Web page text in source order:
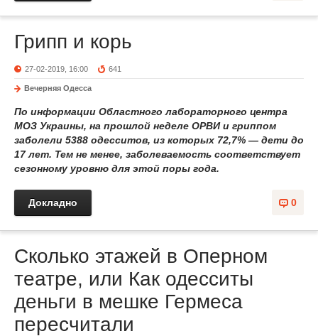
Грипп и корь
27-02-2019, 16:00 641
Вечерняя Одесса
По информации Областного лабораторного центра
МОЗ Украины, на прошлой неделе ОРВИ и гриппом
заболели 5388 одесситов, из которых 72,7% — дети до
17 лет. Тем не менее, заболеваемость соответствует
сезонному уровню для этой поры года.
0
Докладно
Сколько этажей в Оперном
театре, или Как одесситы
деньги в мешке Гермеса
пересчитали